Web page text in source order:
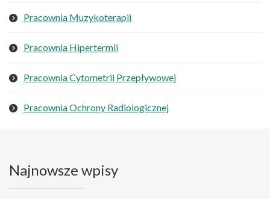
Pracownia Muzykoterapii
Pracownia Hipertermii
Pracownia Cytometrii Przepływowej
Pracownia Ochrony Radiologicznej
Najnowsze wpisy